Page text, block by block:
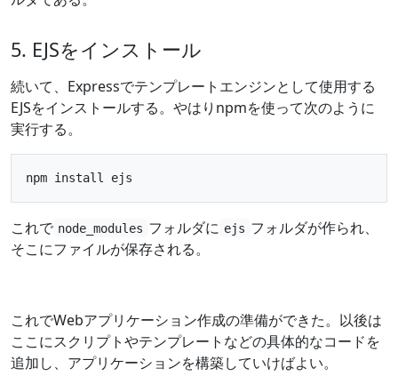
5. EJSをインストール
続いて、Expressでテンプレートエンジンとして使用する
EJSをインストールする。やはりnpmを使って次のように
実行する。
これで node_modules フォルダに ejs フォルダが作られ、
そこにファイルが保存される。
これでWebアプリケーション作成の準備ができた。以後は
ここにスクリプトやテンプレートなどの具体的なコードを
追加し、アプリケーションを構築していけばよい。